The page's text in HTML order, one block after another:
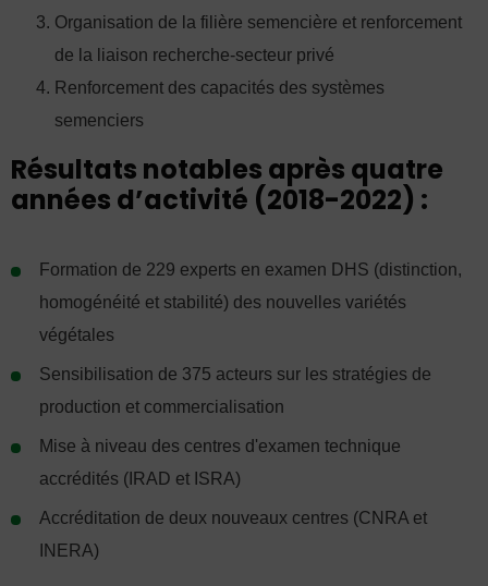
Organisation de la filière semencière et renforcement
de la liaison recherche-secteur privé
Renforcement des capacités des systèmes
semenciers
Résultats notables après quatre
années d’activité (2018-2022) :
Formation de 229 experts en examen DHS (distinction,
homogénéité et stabilité) des nouvelles variétés
végétales
Sensibilisation de 375 acteurs sur les stratégies de
production et commercialisation
Mise à niveau des centres d'examen technique
accrédités (IRAD et ISRA)
Accréditation de deux nouveaux centres (CNRA et
INERA)